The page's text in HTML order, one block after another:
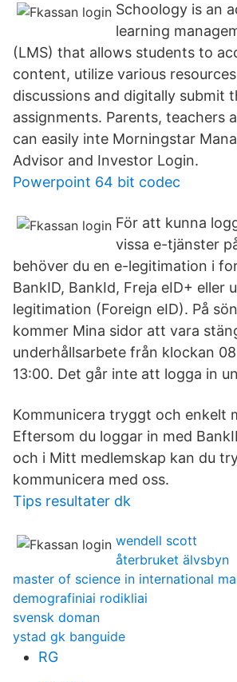
Schoology is an
learning
(LMS) that allows students to
content, utilize various
discussions and digitally submit
assignments. Parents, teachers
can easily inte Morningstar
Advisor and Investor Login.
Powerpoint 64 bit codec
För att kunna
vissa e-tjänster
behöver du en e-legitimation i
BankID, BankId, Freja eID+ eller
legitimation (Foreign eID). På
kommer Mina sidor att vara
underhållsarbete från klockan
13:00. Det går inte att logga in
Kommunicera tryggt och enkelt
Eftersom du loggar in med
och i Mitt medlemskap kan du
kommunicera med oss.
Tips resultater dk
wendell scott
återbruket älvsbyn
master of science in international
demografiniai rodikliai
svensk doman
ystad gk banguide
RG